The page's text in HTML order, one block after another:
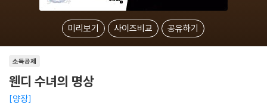
미리보기 사이즈비교 공유하기
소득공제
웬디 수녀의 명상
양장